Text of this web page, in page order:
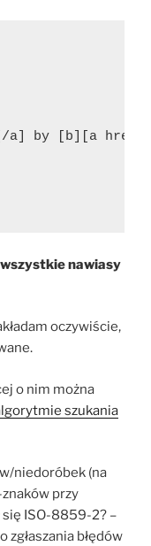
a] by [b][a
nawiasy
oczywiście,
o nim można
szukania
niedoróbek (na
przy
się ISO-8859-2? –
zgłaszania błędów